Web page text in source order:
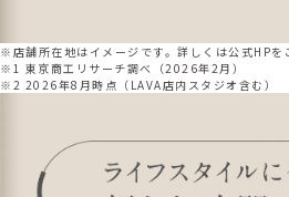
※店舗所在地はイメージです。詳しくは公式HPを
※1 東京商工リサーチ調べ（2026年2月）
※2 2026年8月時点（LAVA店内スタジオ含む）